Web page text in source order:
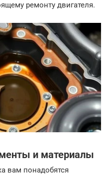
ремонту двигателя.
и материалы
вам понадобятся